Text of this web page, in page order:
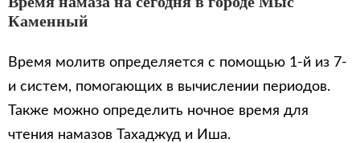
Каменный
Время молитв определяется с помощью 1-й из 7-
и систем, помогающих в вычислении периодов.
Также можно определить ночное время для
чтения намазов Тахаджуд и Иша.